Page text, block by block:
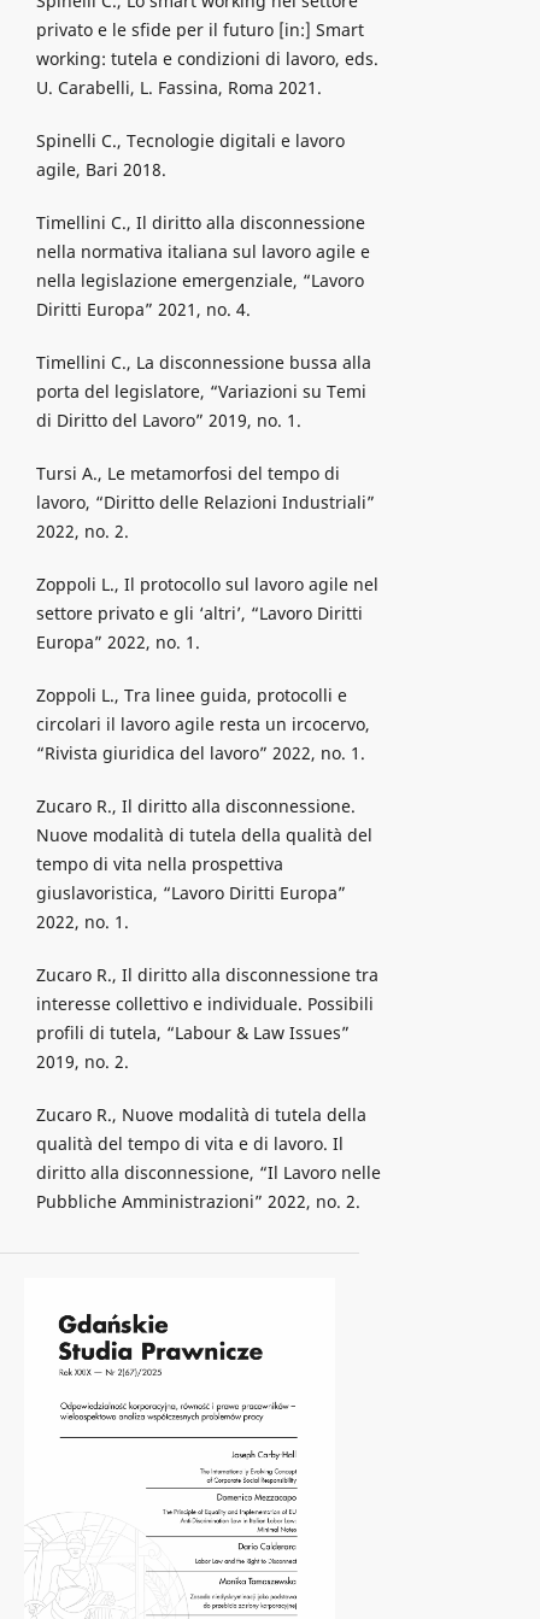
privato e le sfide per il futuro [in:] Smart
working: tutela e condizioni di lavoro, eds.
U. Carabelli, L. Fassina, Roma 2021.
Spinelli C., Tecnologie digitali e lavoro
agile, Bari 2018.
Timellini C., Il diritto alla disconnessione
nella normativa italiana sul lavoro agile e
nella legislazione emergenziale, “Lavoro
Diritti Europa” 2021, no. 4.
Timellini C., La disconnessione bussa alla
porta del legislatore, “Variazioni su Temi
di Diritto del Lavoro” 2019, no. 1.
Tursi A., Le metamorfosi del tempo di
lavoro, “Diritto delle Relazioni Industriali”
2022, no. 2.
Zoppoli L., Il protocollo sul lavoro agile nel
settore privato e gli ‘altri’, “Lavoro Diritti
Europa” 2022, no. 1.
Zoppoli L., Tra linee guida, protocolli e
circolari il lavoro agile resta un ircocervo,
“Rivista giuridica del lavoro” 2022, no. 1.
Zucaro R., Il diritto alla disconnessione.
Nuove modalità di tutela della qualità del
tempo di vita nella prospettiva
giuslavoristica, “Lavoro Diritti Europa”
2022, no. 1.
Zucaro R., Il diritto alla disconnessione tra
interesse collettivo e individuale. Possibili
profili di tutela, “Labour & Law Issues”
2019, no. 2.
Zucaro R., Nuove modalità di tutela della
qualità del tempo di vita e di lavoro. Il
diritto alla disconnessione, “Il Lavoro nelle
Pubbliche Amministrazioni” 2022, no. 2.